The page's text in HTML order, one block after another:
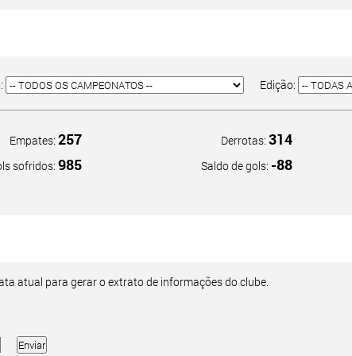
Edição:
Empates: 257
sofridos: 985
Derrotas: 314
Saldo de gols: -88
atual para gerar o extrato de informações do clube.